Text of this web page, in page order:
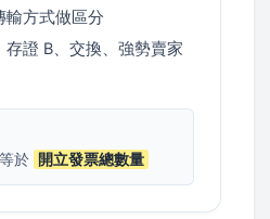
輸方式做區分
證 B、交換、強勢賣家
於 開立發票總數量